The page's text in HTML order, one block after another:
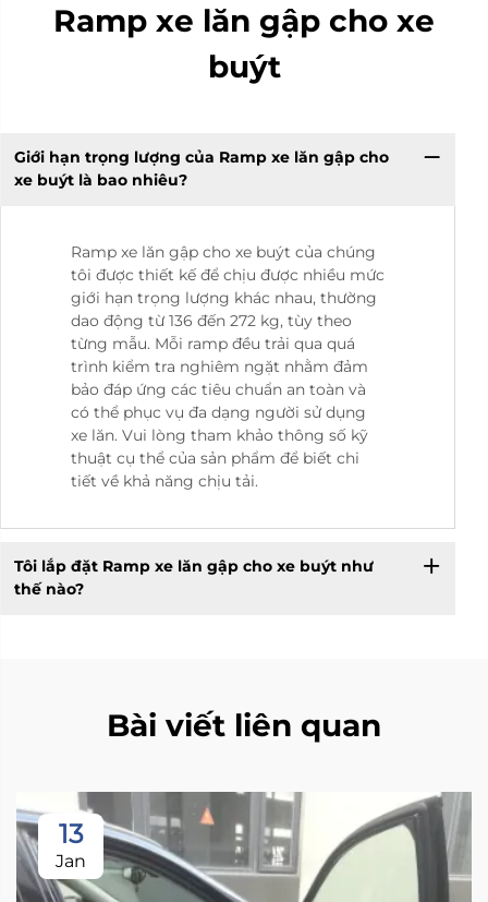
Ramp xe lăn gập cho xe
buýt
Giới hạn trọng lượng của Ramp xe lăn gập cho
xe buýt là bao nhiêu?
Ramp xe lăn gập cho xe buýt của chúng
tôi được thiết kế để chịu được nhiều mức
giới hạn trọng lượng khác nhau, thường
dao động từ 136 đến 272 kg, tùy theo
từng mẫu. Mỗi ramp đều trải qua quá
trình kiểm tra nghiêm ngặt nhằm đảm
bảo đáp ứng các tiêu chuẩn an toàn và
có thể phục vụ đa dạng người sử dụng
xe lăn. Vui lòng tham khảo thông số kỹ
thuật cụ thể của sản phẩm để biết chi
tiết về khả năng chịu tải.
Tôi lắp đặt Ramp xe lăn gập cho xe buýt như
thế nào?
Bài viết liên quan
13
Jan